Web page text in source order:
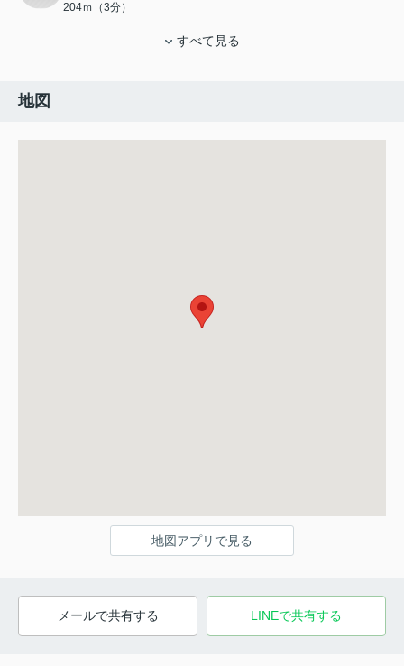
204ｍ（3分）
すべて見る
地図
地図アプリで見る
メールで共有する LINEで共有する